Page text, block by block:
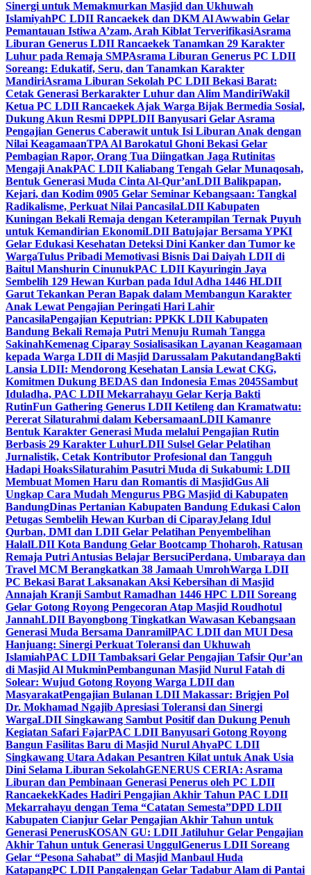
Sinergi untuk Memakmurkan Masjid dan Ukhuwah
IslamiyahPC LDII Rancaekek dan DKM Al Awwabin Gelar
Pemantauan Istiwa A’zam, Arah Kiblat TerverifikasiAsrama
Liburan Generus LDII Rancaekek Tanamkan 29 Karakter
Luhur pada Remaja SMPAsrama Liburan Generus PC LDII
Soreang: Edukatif, Seru, dan Tanamkan Karakter
MandiriAsrama Liburan Sekolah PC LDII Bekasi Barat:
Cetak Generasi Berkarakter Luhur dan Alim MandiriWakil
Ketua PC LDII Rancaekek Ajak Warga Bijak Bermedia Sosial,
Dukung Akun Resmi DPPLDII Banyusari Gelar Asrama
Pengajian Generus Caberawit untuk Isi Liburan Anak dengan
Nilai KeagamaanTPA Al Barokatul Ghoni Bekasi Gelar
Pembagian Rapor, Orang Tua Diingatkan Jaga Rutinitas
Mengaji AnakPAC LDII Kaliabang Tengah Gelar Munaqosah,
Bentuk Generasi Muda Cinta Al-Qur’anLDII Balikpapan,
Kejari, dan Kodim 0905 Gelar Seminar Kebangsaan: Tangkal
Radikalisme, Perkuat Nilai PancasilaLDII Kabupaten
Kuningan Bekali Remaja dengan Keterampilan Ternak Puyuh
untuk Kemandirian EkonomiLDII Batujajar Bersama YPKI
Gelar Edukasi Kesehatan Deteksi Dini Kanker dan Tumor ke
WargaTulus Pribadi Memotivasi Bisnis Dai Daiyah LDII di
Baitul Manshurin CinunukPAC LDII Kayuringin Jaya
Sembelih 129 Hewan Kurban pada Idul Adha 1446 HLDII
Garut Tekankan Peran Bapak dalam Membangun Karakter
Anak Lewat Pengajian Peringati Hari Lahir
PancasilaPengajian Keputrian: PPKK LDII Kabupaten
Bandung Bekali Remaja Putri Menuju Rumah Tangga
SakinahKemenag Ciparay Sosialisasikan Layanan Keagamaan
kepada Warga LDII di Masjid Darussalam PakutandangBakti
Lansia LDII: Mendorong Kesehatan Lansia Lewat CKG,
Komitmen Dukung BEDAS dan Indonesia Emas 2045Sambut
Iduladha, PAC LDII Mekarrahayu Gelar Kerja Bakti
RutinFun Gathering Generus LDII Ketileng dan Kramatwatu:
Pererat Silaturahmi dalam KebersamaanLDII Kamanre
Bentuk Karakter Generasi Muda melalui Pengajian Rutin
Berbasis 29 Karakter LuhurLDII Sulsel Gelar Pelatihan
Jurnalistik, Cetak Kontributor Profesional dan Tangguh
Hadapi HoaksSilaturahim Pasutri Muda di Sukabumi: LDII
Membuat Momen Haru dan Romantis di MasjidGus Ali
Ungkap Cara Mudah Mengurus PBG Masjid di Kabupaten
BandungDinas Pertanian Kabupaten Bandung Edukasi Calon
Petugas Sembelih Hewan Kurban di CiparayJelang Idul
Qurban, DMI dan LDII Gelar Pelatihan Penyembelihan
HalalLDII Kota Bandung Gelar Bootcamp Thoharoh, Ratusan
Remaja Putri Antusias Belajar BersuciPerdana, Umbaraya dan
Travel MCM Berangkatkan 38 Jamaah UmrohWarga LDII
PC Bekasi Barat Laksanakan Aksi Kebersihan di Masjid
Annajah Kranji Sambut Ramadhan 1446 HPC LDII Soreang
Gelar Gotong Royong Pengecoran Atap Masjid Roudhotul
JannahLDII Bayongbong Tingkatkan Wawasan Kebangsaan
Generasi Muda Bersama DanramilPAC LDII dan MUI Desa
Hanjuang: Sinergi Perkuat Toleransi dan Ukhuwah
IslamiahPAC LDII Tambaksari Gelar Pengajian Tafsir Qur’an
di Masjid Al MukminPembangunan Masjid Nurul Fatah di
Solear: Wujud Gotong Royong Warga LDII dan
MasyarakatPengajian Bulanan LDII Makassar: Brigjen Pol
Dr. Mokhamad Ngajib Apresiasi Toleransi dan Sinergi
WargaLDII Singkawang Sambut Positif dan Dukung Penuh
Kegiatan Safari FajarPAC LDII Banyusari Gotong Royong
Bangun Fasilitas Baru di Masjid Nurul AhyaPC LDII
Singkawang Utara Adakan Pesantren Kilat untuk Anak Usia
Dini Selama Liburan SekolahGENERUS CERIA: Asrama
Liburan dan Pembinaan Generasi Penerus oleh PC LDII
RancaekekKades Hadiri Pengajian Akhir Tahun PAC LDII
Mekarrahayu dengan Tema “Catatan Semesta”DPD LDII
Kabupaten Cianjur Gelar Pengajian Akhir Tahun untuk
Generasi PenerusKOSAN GU: LDII Jatiluhur Gelar Pengajian
Akhir Tahun untuk Generasi UnggulGenerus LDII Soreang
Gelar “Pesona Sahabat” di Masjid Manbaul Huda
KatapangPC LDII Pangalengan Gelar Tadabur Alam di Pantai